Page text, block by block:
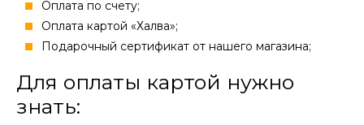
Оплата по счету;
Оплата картой «Халва»;
Подарочный сертификат от нашего магазина;
Для оплаты картой нужно
знать: